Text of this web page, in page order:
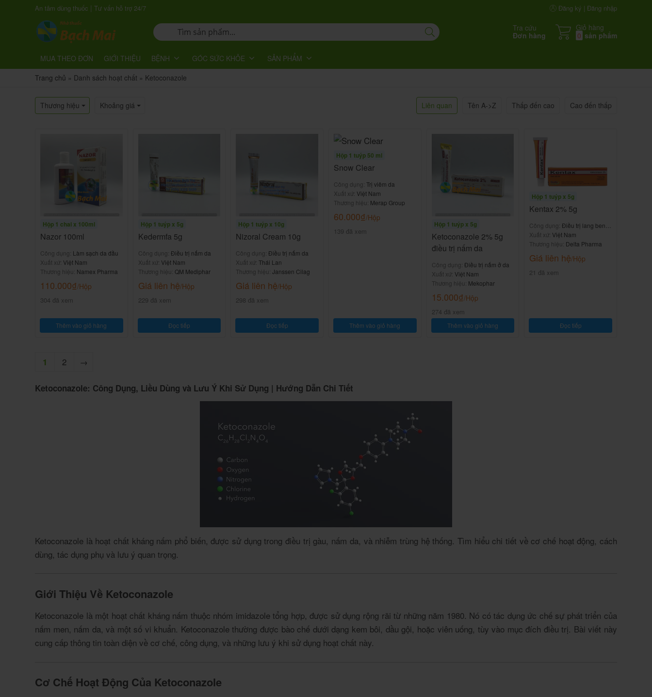
An tâm dùng thuốc | Tư vấn hỗ trợ 24/7 Đăng ký | Đăng nhập
Tra cứu
Đơn hàng
Giỏ hàng
0 sản phẩm
MUA THEO ĐƠN GIỚI THIỆU BỆNH GÓC SỨC KHỎE
SẢN PHẨM
Trang chủ » Danh sách hoạt chất » Ketoconazole
Thương hiệu Khoảng giá Liên quan Tên A->Z Thấp đến cao Cao đến thấp
Hộp 1 chai x 100ml
Nazor 100ml
Công dụng: Làm sạch da đầu
Xuất xứ: Việt Nam
Thương hiệu: Namex Pharma
110.000₫/Hộp
304 đã xem
Thêm vào giỏ hàng
Hộp 1 tuýp x 5g
Kedermfa 5g
Công dụng: Điều trị nấm da
Xuất xứ: Việt Nam
Thương hiệu: QM Mediphar
Giá liên hệ/Hộp
229 đã xem
Đọc tiếp
Hộp 1 tuýp x 10g
Nizoral Cream 10g
Công dụng: Điều trị nấm da
Xuất xứ: Thái Lan
Thương hiệu: Janssen Cilag
Giá liên hệ/Hộp
298 đã xem
Đọc tiếp
Hộp 1 tuýp 50 ml
Snow Clear
Công dụng: Trị viêm da
Xuất xứ: Việt Nam
Thương hiệu: Merap Group
60.000₫/Hộp
139 đã xem
Thêm vào giỏ hàng
Hộp 1 tuýp x 5g
Ketoconazole 2% 5g
điều trị nấm da
Công dụng: Điều trị nấm ở da
Xuất xứ: Việt Nam
Thương hiệu: Mekophar
15.000₫/Hộp
274 đã xem
Thêm vào giỏ hàng
Hộp 1 tuýp x 5g
Kentax 2% 5g
Công dụng: Điều trị lang ben,
hắc lào
Xuất xứ: Việt Nam
Thương hiệu: Delta Pharma
Giá liên hệ/Hộp
21 đã xem
Đọc tiếp
1 2 →
Ketoconazole: Công Dụng, Liều Dùng và Lưu Ý Khi Sử Dụng | Hướng Dẫn Chi Tiết
Ketoconazole là hoạt chất kháng nấm phổ biến, được sử dụng trong điều trị gàu, nấm da, và nhiễm trùng hệ thống. Tìm hiểu chi tiết về cơ chế hoạt động, cách
dùng, tác dụng phụ và lưu ý quan trọng.
Giới Thiệu Về Ketoconazole
Ketoconazole là một hoạt chất kháng nấm thuộc nhóm imidazole tổng hợp, được sử dụng rộng rãi từ những năm 1980. Nó có tác dụng ức chế sự phát triển của
nấm men, nấm da, và một số vi khuẩn. Ketoconazole thường được bào chế dưới dạng kem bôi, dầu gội, hoặc viên uống, tùy vào mục đích điều trị. Bài viết này
cung cấp thông tin toàn diện về cơ chế, công dụng, và những lưu ý khi sử dụng hoạt chất này.
Cơ Chế Hoạt Động Của Ketoconazole